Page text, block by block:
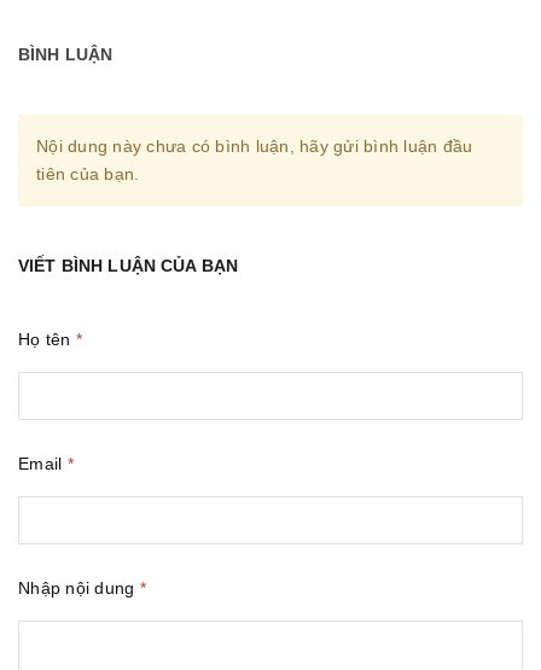
BÌNH LUẬN
Nội dung này chưa có bình luận, hãy gửi bình luận đầu
tiên của bạn.
VIẾT BÌNH LUẬN CỦA BẠN
Họ tên *
Email *
Nhập nội dung *